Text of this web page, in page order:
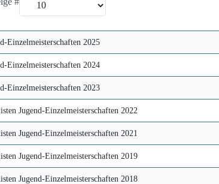
Einzelmeisterschaften 2025
Einzelmeisterschaften 2024
Einzelmeisterschaften 2023
Jugend-Einzelmeisterschaften 2022
Jugend-Einzelmeisterschaften 2021
Jugend-Einzelmeisterschaften 2019
Jugend-Einzelmeisterschaften 2018